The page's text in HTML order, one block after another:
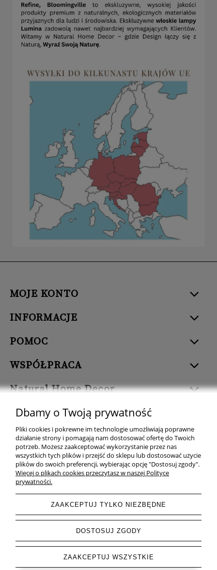
MOJE KONTO
INFORMACJE
POMOC
WSPÓŁPRACA
Natural Home Decor
Natural Home Decor | E-mail: sklep at naturalhomedecor.pl | Tel.:
507 707 299| NIP: 7971800592 | REGON: 381429127
Copyright © 2026 - Naturalhomedecor.pl
pokaż pełną wersję strony
Sklep internetowy Shoper.pl
Dbamy o Twoją prywatność
Pliki cookies i pokrewne im technologie umożliwiają poprawne
działanie strony i pomagają nam dostosować ofertę do Twoich
potrzeb. Możesz zaakceptować wykorzystanie przez nas
wszystkich tych plików i przejść do sklepu lub dostosować użycie
plików do swoich preferencji, wybierając opcję "Dostosuj zgody".
Więcej o plikach cookies przeczytasz w naszej Polityce
prywatności.
ZAAKCEPTUJ TYLKO NIEZBĘDNE
DOSTOSUJ ZGODY
ZAAKCEPTUJ WSZYSTKIE